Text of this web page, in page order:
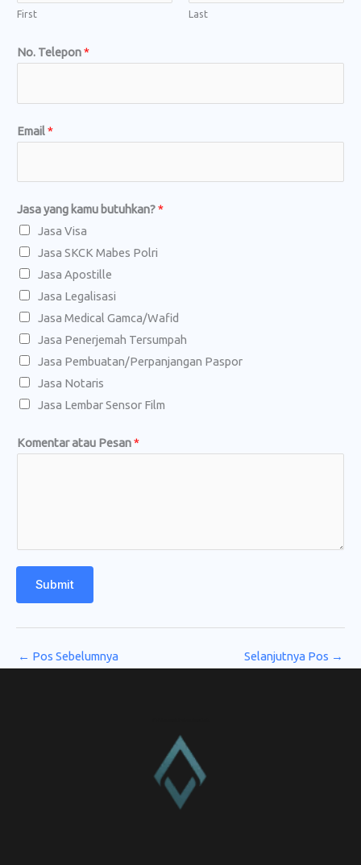
a
l
u
First Last
No. Telepon*
Email*
Jasa yang kamu butuhkan?*
Jasa Visa
Jasa SKCK Mabes Polri
Jasa Apostille
Jasa Legalisasi
Jasa Medical Gamca/Wafid
Jasa Penerjemah Tersumpah
Jasa Pembuatan/Perpanjangan Paspor
Jasa Notaris
Jasa Lembar Sensor Film
Komentar atau Pesan*
Submit
← Pos Sebelumnya Selanjutnya Pos →